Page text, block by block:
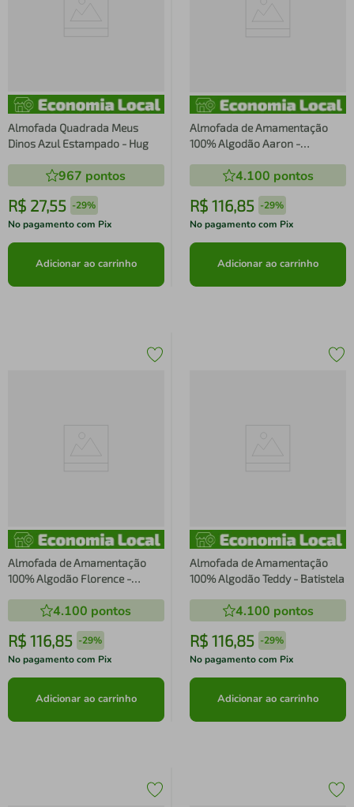
Almofada Quadrada Meus
Dinos Azul Estampado - Hug
967 pontos
R$ 27,55 -29%
No pagamento com Pix
Adicionar ao carrinho
Almofada de Amamentação
100% Algodão Aaron -
4.100 pontos
R$ 116,85 -29%
No pagamento com Pix
Adicionar ao carrinho
Almofada de Amamentação
100% Algodão Florence -
4.100 pontos
R$ 116,85 -29%
No pagamento com Pix
Adicionar ao carrinho
Almofada de Amamentação
100% Algodão Teddy - Batistela
4.100 pontos
R$ 116,85 -29%
No pagamento com Pix
Adicionar ao carrinho